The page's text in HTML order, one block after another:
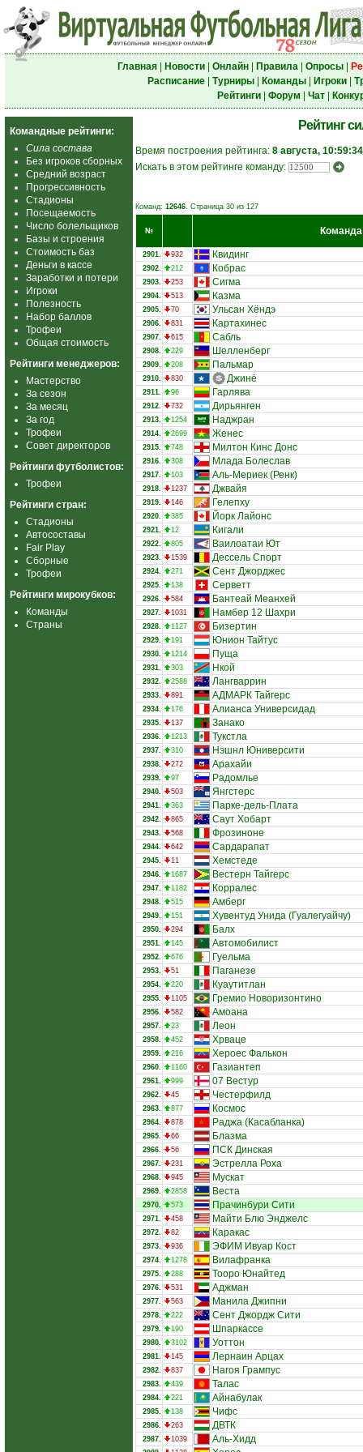
Главная| Новости| Онлайн| Правила| Опросы|
Расписание| Турниры| Команды| Игроки|
Рейтинги| Форум Чат|
Командные рейтинги:
Сила состава
Без игроков сборных
Средний возраст
Прогрессивность
Стадионы
Посещаемость
Число болельщиков
Базы и строения
Стоимость баз
Деньги в кассе
Заработки и потери
Игроки
Полезность
Набор баллов
Трофеи
Общая стоимость
Рейтинги менеджеров:
Мастерство
За сезон
За месяц
За год
Трофеи
Совет директоров
Рейтинги футболистов:
Трофеи
Рейтинги стран:
Стадионы
Автосоставы
Fair Play
Сборные
Трофеи
Рейтинги мирокубков:
Команды
Страны
Рейтинг
Время построения рейтинга: 8 августа, 10:59:34
Искать в этом рейтинге команду:
Команд: 12646. Страница 30 из 127
№ Команда
2901. 932 Квидинг
2902. 212 Кобрас
2903. 253 Сигма
2904. 513 Казма
2905. 70 Ульсан Хёндэ
2906. 831 Картахинес
2907. 615 Сабль
2908. 229 Шелленберг
2909. 208 Пальмар
2910. 830 Джинё
2911. 96 Гарлява
2912. 732 Дирьянген
2913. 1254 Наджран
2914. 2699 Женес
2915. 748 Милтон Кинс Донс
2916. 308 Млада Болеслав
2917. 103 Аль-Мериек (Ренк)
2918. 1237 Джвайя
2919. 146 Гелепху
2920. 385 Йорк Лайонс
2921. 12 Кигали
2922. 805 Ваилоатаи Ют
2923. 1539 Дессель Спорт
2924. 271 Сент Джорджес
2925. 138 Серветт
2926. 584 Бантеай Меанхей
2927. 1031 Намбер 12 Шахри
2928. 1127 Бизертин
2929. 191 Юнион Тайтус
2930. 1214 Пуща
2931. 303 Нкой
2932. 2588 Лангваррин
2933. 891 АДМАРК Тайгерс
2934. 176 Алианса Универсидад
2935. 137 Занако
2936. 1213 Тукстла
2937. 310 Нэшнл Юниверсити
2938. 272 Арахайи
2939. 97 Радомлье
2940. 503 Янгстерс
2941. 363 Парке-дель-Плата
2942. 865 Саут Хобарт
2943. 568 Фрозиноне
2944. 642 Сардарапат
2945. 11 Хемстеде
2946. 1687 Вестерн Тайгерс
2947. 1182 Корралес
2948. 515 Амберг
2949. 151 Хувентуд Унида (Гуалегуайчу)
2950. 294 Балх
2951. 145 Автомобилист
2952. 676 Гуельма
2953. 51 Паганезе
2954. 220 Куаутитлан
2955. 1105 Гремио Новоризонтино
2956. 582 Амоана
2957. 23 Леон
2958. 452 Хрваце
2959. 216 Хероес Фалькон
2960. 1160 Газиантеп
2961. 999 07 Вестур
2962. 45 Честерфилд
2963. 877 Космос
2964. 878 Раджа (Касабланка)
2965. 66 Блазма
2966. 56 ПСК Динская
2967. 231 Эстрелла Роха
2968. 945 Мускат
2969. 2858 Веста
2970. 573 Прачинбури Сити
2971. 458 Майти Блю Энджелс
2972. 82 Каракас
2973. 936 ЭФИМ Ивуар Кост
2974. 1278 Вилафранка
2975. 288 Тооро Юнайтед
2976. 531 Аджман
2977. 563 Манила Джипни
2978. 222 Сент Джордж Сити
2979. 190 Шпаркассе
2980. 3102 Уоттон
2981. 145 Лернаин Арцах
2982. 837 Нагоя Грампус
2983. 439 Талас
2984. 221 Айнабулак
2985. 138 Чифс
2986. 263 ДВТК
2987. 1039 Аль-Хидд